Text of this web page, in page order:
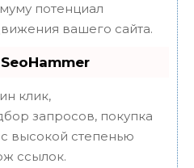
потенциал
вашего сайта.
клик,
запросов, покупка
высокой степенью
ссылок.